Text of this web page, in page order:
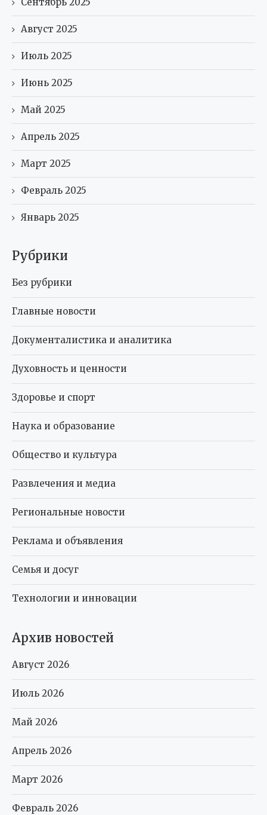
Август 2025
Июль 2025
Июнь 2025
Май 2025
Апрель 2025
Март 2025
Февраль 2025
Январь 2025
Рубрики
Без рубрики
Главные новости
Документалистика и аналитика
Духовность и ценности
Здоровье и спорт
Наука и образование
Общество и культура
Развлечения и медиа
Региональные новости
Реклама и объявления
Семья и досуг
Технологии и инновации
Архив новостей
Август 2026
Июль 2026
Май 2026
Апрель 2026
Март 2026
Февраль 2026